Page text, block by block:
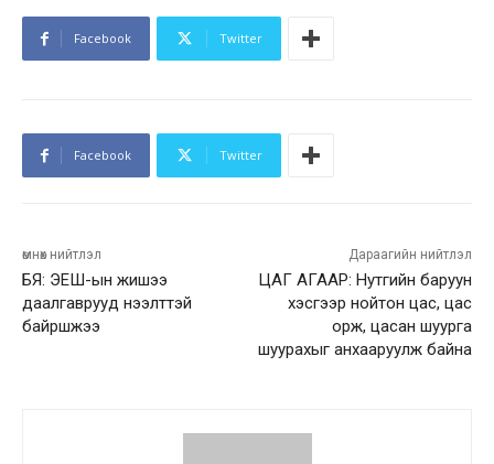
Facebook Twitter
Facebook Twitter
өмнөх нийтлэл
БЯ: ЭЕШ-ын жишээ
даалгаврууд нээлттэй
байршжээ
Дараагийн нийтлэл
ЦАГ АГААР: Нутгийн баруун
хэсгээр нойтон цас, цас
орж, цасан шуурга
шуурахыг анхааруулж байна